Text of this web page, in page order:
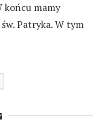
końcu mamy
Patryka. W tym